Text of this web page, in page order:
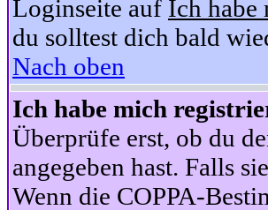
Loginseite auf Ich habe
du solltest dich bald
Nach oben
Ich habe mich
Überprüfe erst, ob du
angegeben hast. Falls
Wenn die COPPA-